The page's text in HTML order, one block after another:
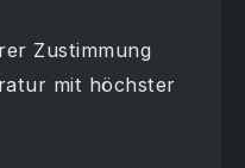
Zustimmung
mit höchster